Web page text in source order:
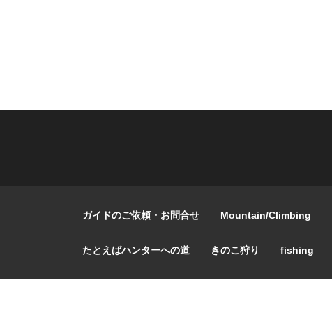
ガイドのご依頼・お問合せ Mountain/Climbing
たとえばハンターへの道 きのこ狩り fishing